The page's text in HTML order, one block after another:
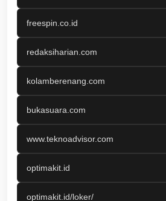
freespin.co.id
redaksiharian.com
kolamberenang.com
bukasuara.com
www.teknoadvisor.com
optimakit.id
optimakit.id/loker/